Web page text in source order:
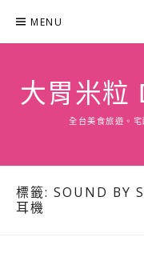
content
MENU
大胃米粒
全台美食旅遊。
標籤: SOUND BY
耳機